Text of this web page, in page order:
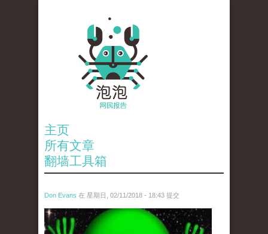
主页
所有文章
翻墙工具箱
Don Evans 在 星期日, 02/11/2018 - 18:43 提交
wechatimg1429.jpeg